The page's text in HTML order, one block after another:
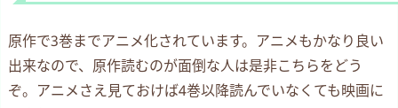
原作で3巻までアニメ化されています。アニメもかなり良い
出来なので、原作読むのが面倒な人は是非こちらをどう
ぞ。アニメさえ見ておけば4巻以降読んでいなくても映画に